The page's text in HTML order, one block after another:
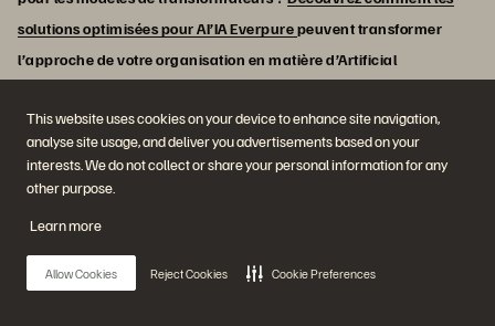
This website uses cookies on your device to enhance site navigation,
analyse site usage, and deliver you advertisements based on your
interests. We do not collect or share your personal information for any
other purpose.
Learn more
Allow Cookies Reject Cookies Cookie Preferences
solutions optimisées pour AI’IA Everpurepeuvent transformer
l’approche de votre organisation en matière d’Artificial
Nous vous recommandons également…
Voir toutes les ressources